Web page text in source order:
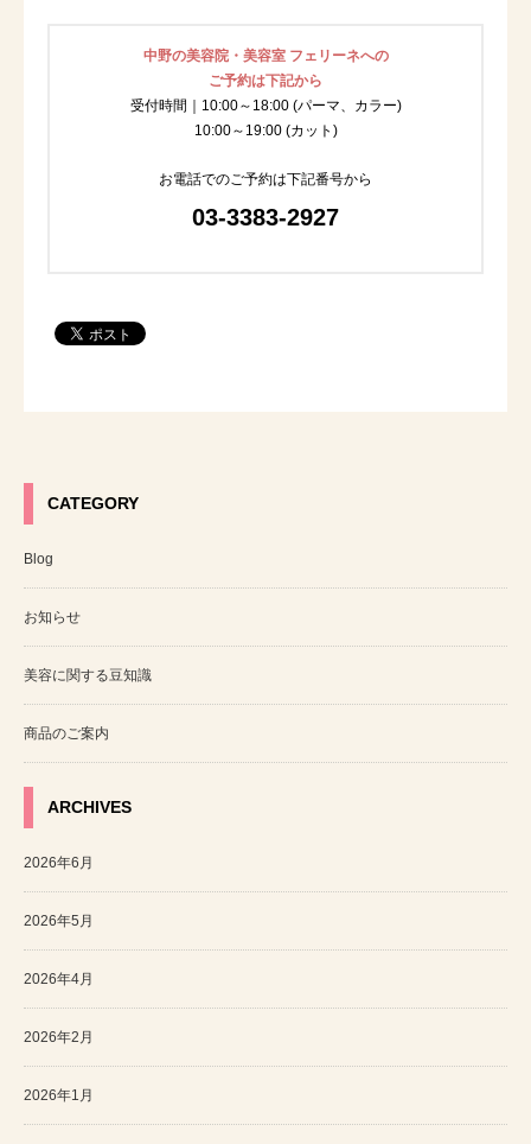
中野の美容院・美容室 フェリーネへの
ご予約は下記から
受付時間｜10:00～18:00 (パーマ、カラー)
10:00～19:00 (カット)
お電話でのご予約は下記番号から
03-3383-2927
CATEGORY
Blog
お知らせ
美容に関する豆知識
商品のご案内
ARCHIVES
2026年6月
2026年5月
2026年4月
2026年2月
2026年1月